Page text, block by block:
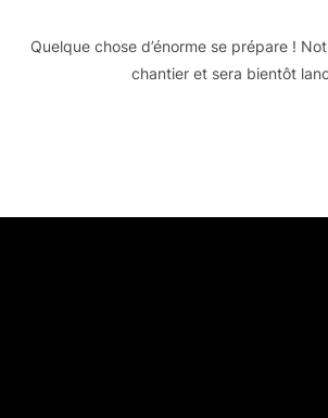
Quelque chose d’énorme se prépare !
chantier et sera bientôt